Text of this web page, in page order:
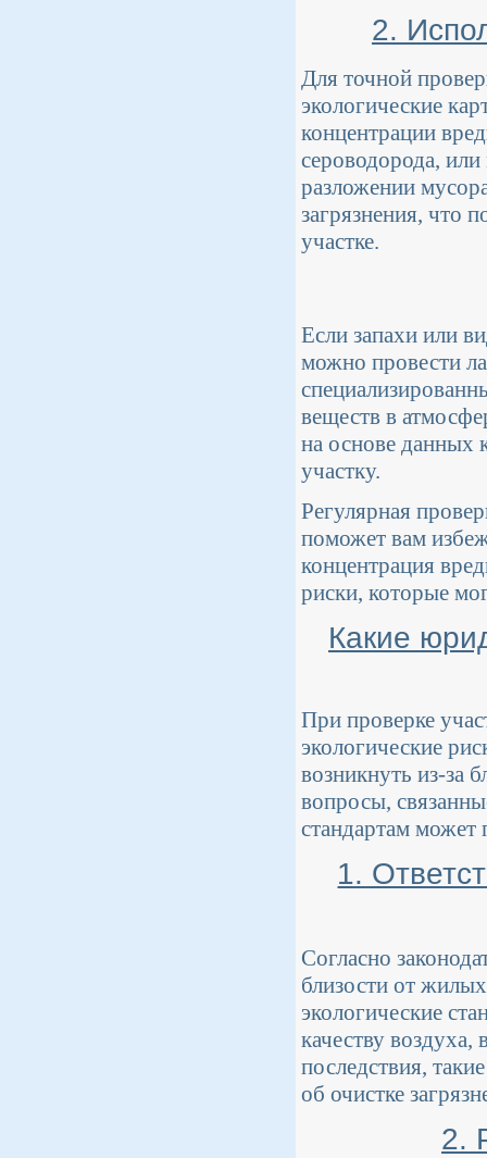
2.
Для точной
экологические
концентрации
сероводорода,
разложении
загрязнения, что
участке.
Если запахи или
можно провести
веществ в
на основе данных
участку.
Регулярная
поможет вам
концентрация
риски, которые
Какие
При проверке
экологические
возникнуть из-за
вопросы,
стандартам
1.
Согласно
близости от
экологические
качеству
последствия,
об очистке
2.